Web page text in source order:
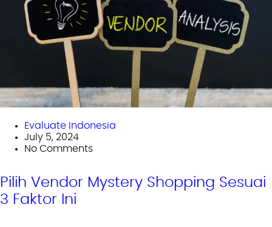
Evaluate Indonesia
July 5, 2024
No Comments
Pilih Vendor Mystery Shopping Sesuai
3 Faktor Ini